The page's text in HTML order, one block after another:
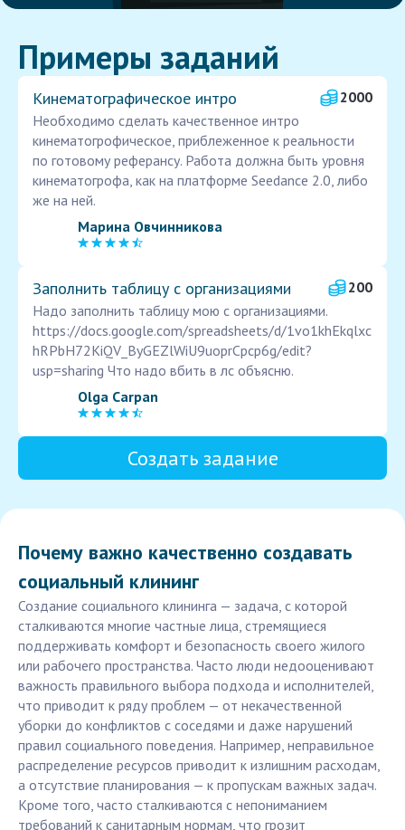
Примеры заданий
Кинематографическое интро
2000
Необходимо сделать качественное интро
кинематогрофическое, приблеженное к реальности
по готовому реферансу. Работа должна быть уровня
кинематогрофа, как на платформе Seedance 2.0, либо
же на ней.
Марина Овчинникова
Заполнить таблицу с организациями
200
Надо заполнить таблицу мою с организациями.
https://docs.google.com/spreadsheets/d/1vo1khEkqlxc
hRPbH72KiQV_ByGEZlWiU9uoprCpcp6g/edit?
usp=sharing Что надо вбить в лс объясню.
Olga Carpan
Создать задание
Почему важно качественно создавать
социальный клининг
Создание социального клининга — задача, с которой
сталкиваются многие частные лица, стремящиеся
поддерживать комфорт и безопасность своего жилого
или рабочего пространства. Часто люди недооценивают
важность правильного выбора подхода и исполнителей,
что приводит к ряду проблем — от некачественной
уборки до конфликтов с соседями и даже нарушений
правил социального поведения. Например, неправильное
распределение ресурсов приводит к излишним расходам,
а отсутствие планирования — к пропускам важных задач.
Кроме того, часто сталкиваются с непониманием
требований к санитарным нормам, что грозит